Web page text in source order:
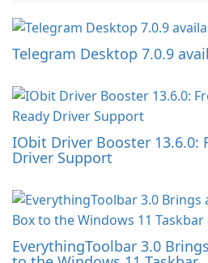
Telegram Desktop 7.0.9
IObit Driver Booster 13.6.0:
Driver Support
EverythingToolbar 3.0